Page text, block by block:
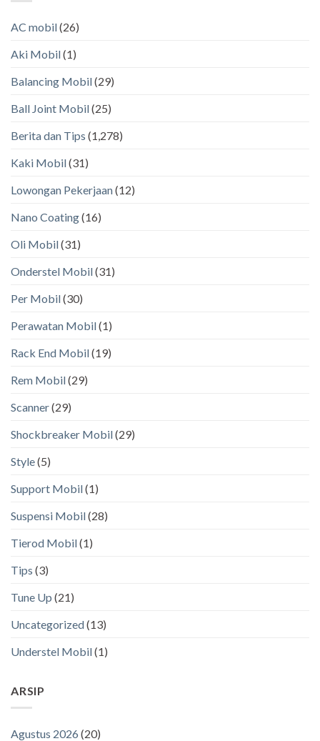
AC mobil(26)
Aki Mobil(1)
Balancing Mobil(29)
Ball Joint Mobil(25)
Berita dan Tips (1,278)
Kaki Mobil(31)
Lowongan Pekerjaan(12)
Nano Coating(16)
Oli Mobil(31)
Onderstel Mobil(31)
Per Mobil(30)
Perawatan Mobil(1)
Rack End Mobil(19)
Rem Mobil(29)
Scanner(29)
Shockbreaker Mobil(29)
Style(5)
Support Mobil(1)
Suspensi Mobil(28)
Tierod Mobil(1)
Tips (3)
Tune Up (21)
Uncategorized(13)
Understel Mobil(1)
ARSIP
Agustus 2026 (20)